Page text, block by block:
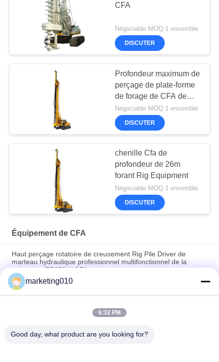
CFA
Négociable MOQ:1 ensemble
DISCUTER
Profondeur maximum de
perçage de plate-forme
de forage de CFA de
bonne qualité de la
Chine 16,5 m pour la
pile de base
Négociable MOQ:1 ensemble
DISCUTER
chenille Cfa de
profondeur de 26m
forant Rig Equipment
Négociable MOQ:1 ensemble
DISCUTER
Équipement de CFA
Haut perçage rotatoire de creusement Rig Pile Driver de
marteau hydraulique professionnel multifonctionnel de la
puissance TR250W CFA
Une plateforme de forage avancée à tournevis.
La construction travail la base de diamètre de forage de
800mm les piles qu'hydrauliques extraient la plate-forme de
marketing010
6:32 PM
Good day, what product are you looking for?